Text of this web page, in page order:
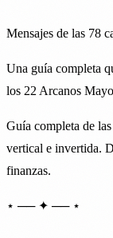
Mensajes de las 78
Una guía completa
los 22 Arcanos
Guía completa de
vertical e invertida.
finanzas.
⋆ ── ✦ ── ⋆